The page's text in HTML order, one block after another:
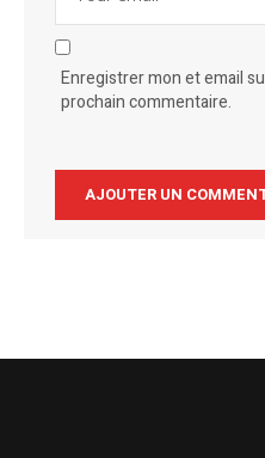
Enregistrer mon et email
prochain commentaire.